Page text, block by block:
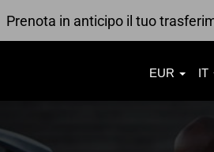
Prenota in anticipo il tuo
EUR IT